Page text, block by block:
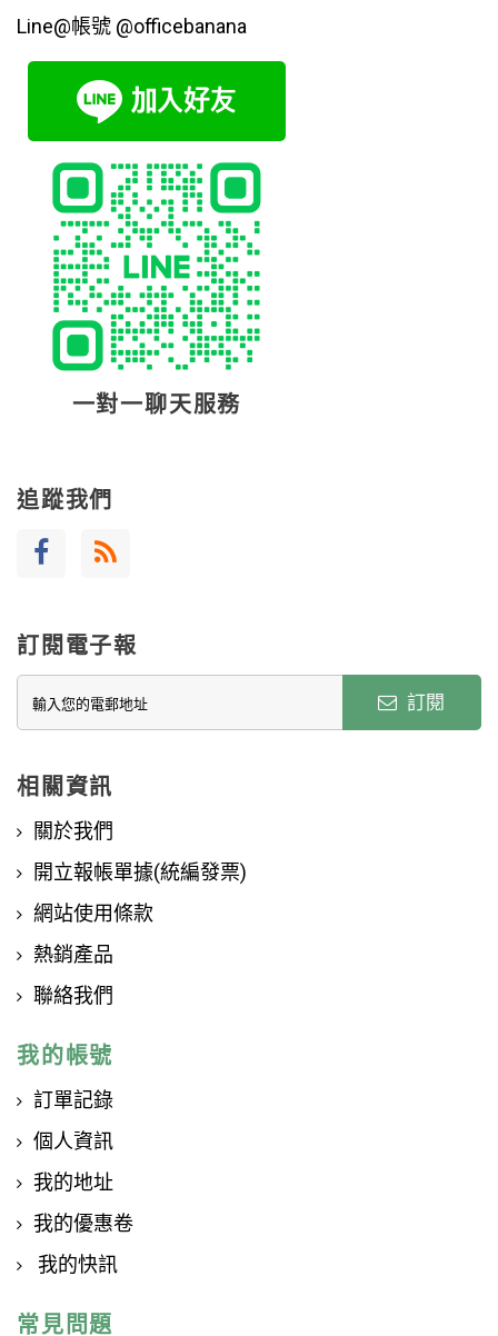
Line@帳號 @officebanana
一對一聊天服務
追蹤我們
訂閱電子報
訂閱
相關資訊
關於我們
開立報帳單據(統編發票)
網站使用條款
熱銷產品
聯絡我們
我的帳號
訂單記錄
個人資訊
我的地址
我的優惠卷
我的快訊
常見問題